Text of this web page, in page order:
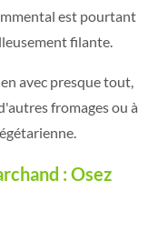
est pourtant
filante.
avec presque tout,
fromages ou à
: Osez